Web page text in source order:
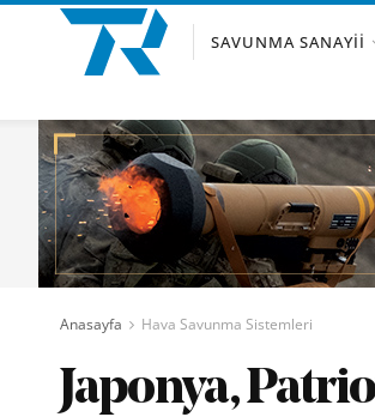
SAVUNMA SANAYII
Anasayfa Hava Savunma Sistemleri
Japonya,